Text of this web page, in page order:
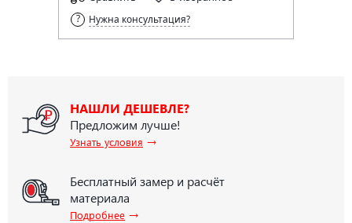
Нужна консультация?
НАШЛИ ДЕШЕВЛЕ?
Предложим лучше!
Узнать условия →
Бесплатный замер и расчёт
материала
Подробнее →